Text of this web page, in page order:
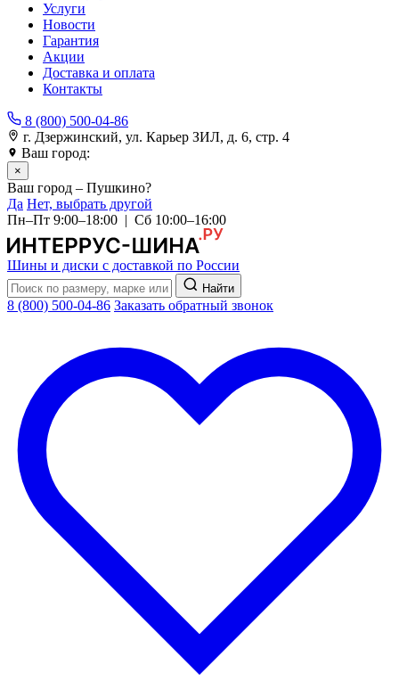
Услуги
Новости
Гарантия
Акции
Доставка и оплата
Контакты
8 (800) 500-04-86
г. Дзержинский, ул. Карьер ЗИЛ, д. 6, стр. 4
Ваш город:
×
Ваш город – Пушкино?
Да Нет, выбрать другой
Пн–Пт 9:00–18:00 | Сб 10:00–16:00
Шины и диски с доставкой по России
Найти
8 (800) 500-04-86 Заказать обратный звонок